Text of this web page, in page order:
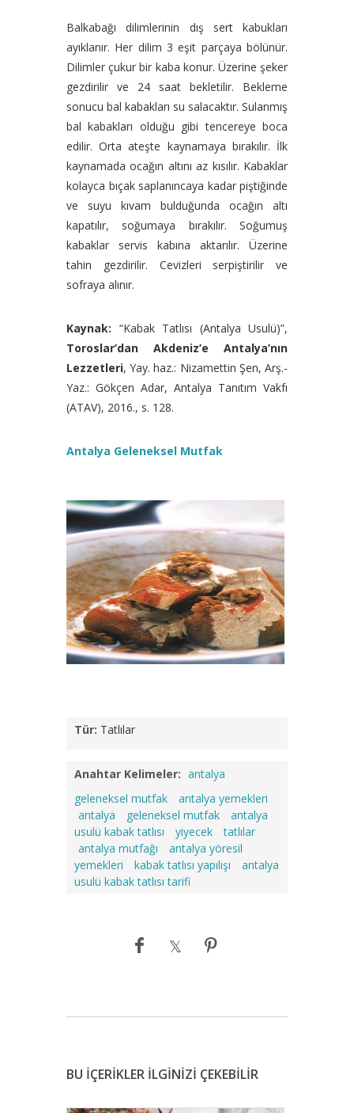
Balkabağı dilimlerinin dış sert kabukları
ayıklanır. Her dilim 3 eşit parçaya bölünür.
Dilimler çukur bir kaba konur. Üzerine şeker
gezdirilir ve 24 saat bekletilir. Bekleme
sonucu bal kabakları su salacaktır. Sulanmış
bal kabakları olduğu gibi tencereye boca
edilir. Orta ateşte kaynamaya bırakılır. İlk
kaynamada ocağın altını az kısılır. Kabaklar
kolayca bıçak saplanıncaya kadar piştiğinde
ve suyu kıvam bulduğunda ocağın altı
kapatılır, soğumaya bırakılır. Soğumuş
kabaklar servis kabına aktarılır. Üzerine
tahin gezdirilir. Cevizleri serpiştirilir ve
sofraya alınır.
Kaynak: “Kabak Tatlısı (Antalya Usulü)”,
Toroslar’dan Akdeniz’e Antalya’nın
Lezzetleri, Yay. haz.: Nizamettin Şen, Arş.-
Yaz.: Gökçen Adar, Antalya Tanıtım Vakfı
(ATAV), 2016., s. 128.
Antalya Geleneksel Mutfak
Tür: Tatlılar
Anahtar Kelimeler: antalya
geleneksel mutfak
antalya yemekleri
antalya
geleneksel mutfak
antalya
usulü kabak tatlısı
yiyecek
tatlılar
antalya mutfağı
antalya yöresil
yemekleri
kabak tatlısı yapılışı
antalya
usulü kabak tatlısı tarifi
BU İÇERİKLER İLGİNİZİ ÇEKEBİLİR